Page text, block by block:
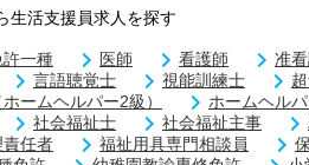
生活支援員求人を探す
一種 医師 看護師 准
言語聴覚士 視能訓練士
ームヘルパー2級）
ホームヘル
社会福祉士 社会福祉主事
任者
福祉用具専門相談員